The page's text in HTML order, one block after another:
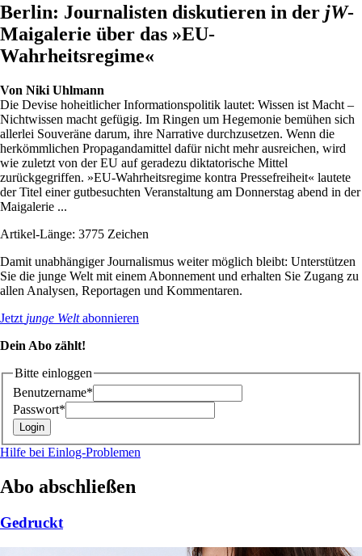
Berlin: Journalisten diskutieren in der jW-
Maigalerie über das »EU-
Wahrheitsregime«
Von Niki Uhlmann
Die Devise hoheitlicher Informationspolitik lautet: Wissen ist Macht –
Nichtwissen macht gefügig. Im Ringen um Hegemonie bemühen sich
allerlei Souveräne darum, ihre Narrative durchzusetzen. Wenn die
herkömmlichen Propagandamittel dafür nicht mehr ausreichen, wird
wie zuletzt von der EU auf geradezu diktatorische Mittel
zurückgegriffen. »EU-Wahrheitsregime kontra Pressefreiheit« lautete
der Titel einer gutbesuchten Veranstaltung am Donnerstag abend in der
Maigalerie ...
Artikel-Länge: 3775 Zeichen
Damit unabhängiger Journalismus weiter möglich bleibt: Unterstützen
Sie die junge Welt mit einem Abonnement und erhalten Sie Zugang zu
allen Analysen, Reportagen und Kommentaren.
Jetzt junge Weltabonnieren
Dein Abo zählt!
Bitte einloggen
Benutzername*
Passwort*
Hilfe bei Einlog-Problemen
Abo abschließen
Gedruckt